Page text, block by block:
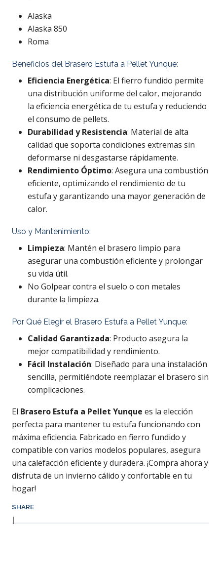
Alaska
Alaska 850
Roma
Beneficios del Brasero Estufa a Pellet Yunque:
Eficiencia Energética: El fierro fundido permite
una distribución uniforme del calor, mejorando
la eficiencia energética de tu estufa y reduciendo
el consumo de pellets.
Durabilidad y Resistencia: Material de alta
calidad que soporta condiciones extremas sin
deformarse ni desgastarse rápidamente.
Rendimiento Óptimo: Asegura una combustión
eficiente, optimizando el rendimiento de tu
estufa y garantizando una mayor generación de
calor.
Uso y Mantenimiento:
Limpieza: Mantén el brasero limpio para
asegurar una combustión eficiente y prolongar
su vida útil.
No Golpear contra el suelo o con metales
durante la limpieza.
Por Qué Elegir el Brasero Estufa a Pellet Yunque:
Calidad Garantizada: Producto asegura la
mejor compatibilidad y rendimiento.
Fácil Instalación: Diseñado para una instalación
sencilla, permitiéndote reemplazar el brasero sin
complicaciones.
El Brasero Estufa a Pellet Yunque es la elección
perfecta para mantener tu estufa funcionando con
máxima eficiencia. Fabricado en fierro fundido y
compatible con varios modelos populares, asegura
una calefacción eficiente y duradera. ¡Compra ahora y
disfruta de un invierno cálido y confortable en tu
hogar!
SHARE
|